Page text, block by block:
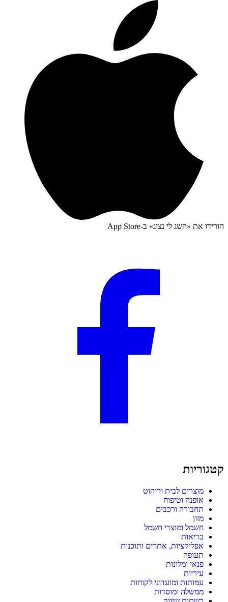
הורידו את «השג לי נציג» ב-App Store
קטגוריות
מוצרים לבית וריהוט
אופנה וטיפוח
תחבורה ורכבים
מזון
חשמל ומוצרי חשמל
בריאות
אפליקציות, אתרים ותוכנות
תעופה
פנאי ומלונות
עיריות
עמותות ומועדוני לקוחות
ממשלה ומוסדות